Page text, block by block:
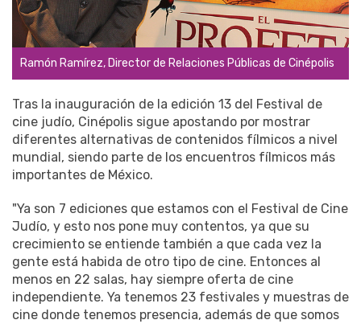
Ramón Ramírez, Director de Relaciones Públicas de Cinépolis
Tras la inauguración de la edición 13 del Festival de
cine judío, Cinépolis sigue apostando por mostrar
diferentes alternativas de contenidos fílmicos a nivel
mundial, siendo parte de los encuentros fílmicos más
importantes de México.
"Ya son 7 ediciones que estamos con el Festival de Cine
Judío, y esto nos pone muy contentos, ya que su
crecimiento se entiende también a que cada vez la
gente está habida de otro tipo de cine. Entonces al
menos en 22 salas, hay siempre oferta de cine
independiente. Ya tenemos 23 festivales y muestras de
cine donde tenemos presencia, además de que somos